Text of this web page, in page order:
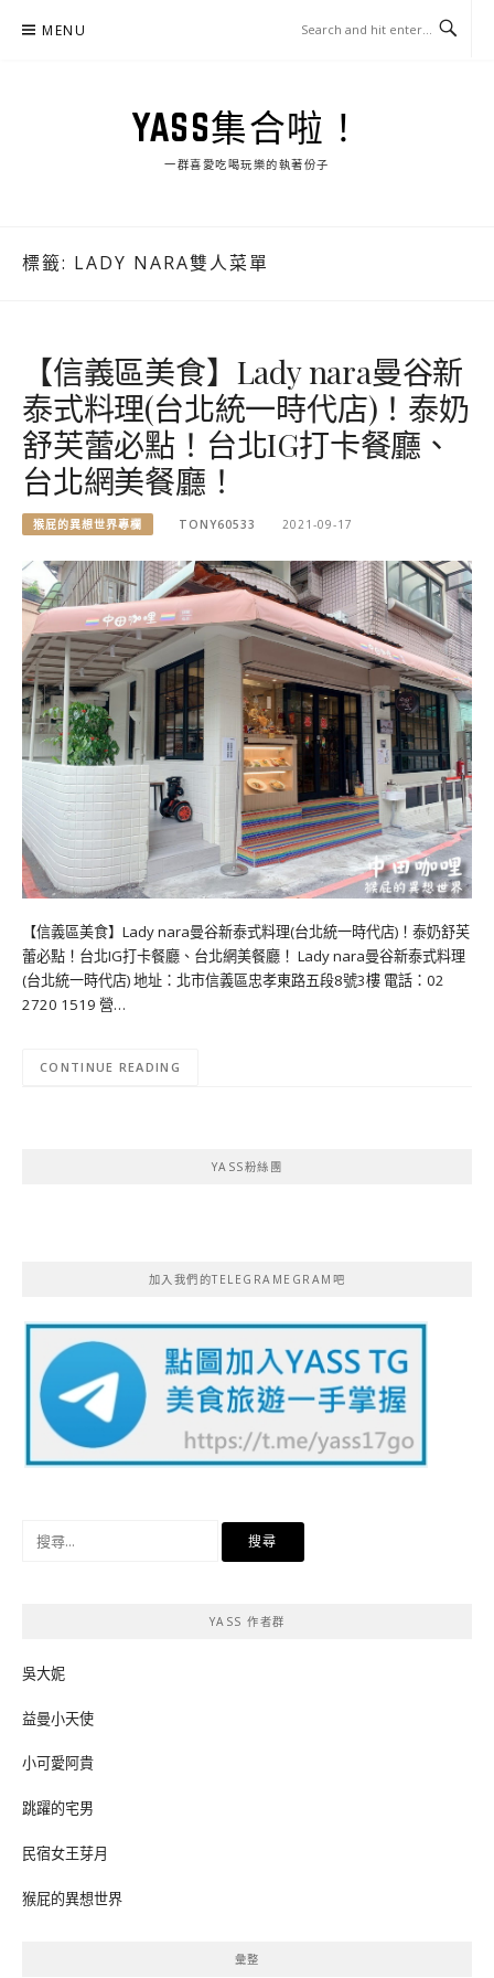
MENU
YASS集合啦！
一群喜愛吃喝玩樂的執著份子
標籤: LADY NARA雙人菜單
【信義區美食】Lady nara曼谷新
泰式料理(台北統一時代店)！泰奶
舒芙蕾必點！台北IG打卡餐廳、
台北網美餐廳！
猴屁的異想世界專欄 TONY60533 2021-09-17
【信義區美食】Lady nara曼谷新泰式料理(台北統一時代店)！泰奶舒芙
蕾必點！台北IG打卡餐廳、台北網美餐廳！ Lady nara曼谷新泰式料理
(台北統一時代店) 地址：北市信義區忠孝東路五段8號3樓 電話：02
2720 1519 營…
CONTINUE READING
YASS粉絲團
加入我們的TELEGRAMEGRAM吧
YASS 作者群
吳大妮
益曼小天使
小可愛阿貴
跳躍的宅男
民宿女王芽月
猴屁的異想世界
彙整